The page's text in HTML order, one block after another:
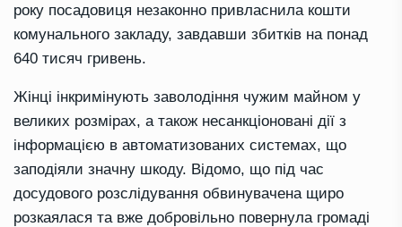
року посадовиця незаконно привласнила кошти
комунального закладу, завдавши збитків на понад
640 тисяч гривень.
Жінці інкримінують заволодіння чужим майном у
великих розмірах, а також несанкціоновані дії з
інформацією в автоматизованих системах, що
заподіяли значну шкоду. Відомо, що під час
досудового розслідування обвинувачена щиро
розкаялася та вже добровільно повернула громаді